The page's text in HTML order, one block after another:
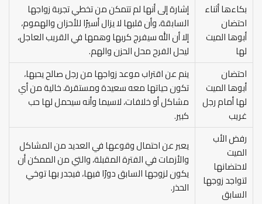
بكاءها أثناء
احتضان
أبوها الميت
لها
إشارة إلى أنها لم تتمكن من تخطي تجربة زواجها
السابقة، وأن قلبها لا يزال أسيرًا للأحزان والهموم،
إلا أن الله سيفرج كربها وهمها في القريب العاجل،
ليحل الفرح محل الحزن والهم.
احتضان
أبوها الميت
لها أمام رجل
غريب
ينم عن اقتراب موعد زواجها من رجل صالح يحبها،
تكون حياتها معه سعيدة ومستقرة، خالية من أي
مشاكل أو خلافات، لاسيما وأنه سيحمل لها حب
كبير.
رفض الأب
الميت
لاحتضانها
لتواجد زوجها
السابق
يعبر عن احتمال وقوعها في العديد من المشاكل
والأزمات في الفترة المقبلة، والتي من الممكن أن
يكون لزوجها السابق دورًا فيها، فيجدر بها توخي
الحذر.